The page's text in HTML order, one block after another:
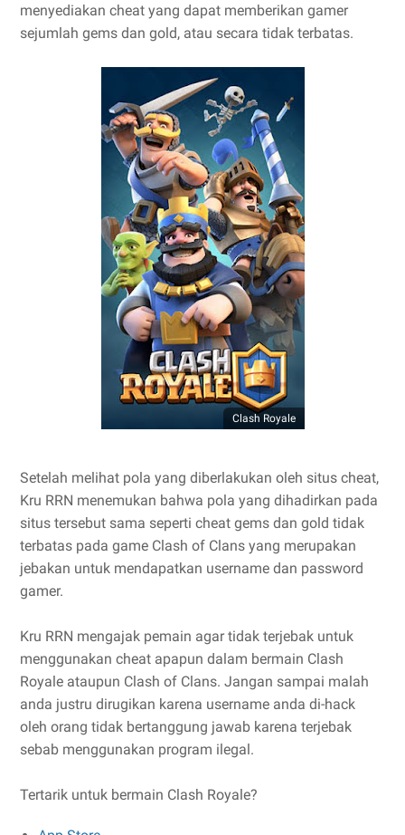
menyediakan cheat yang dapat memberikan gamer
sejumlah gems dan gold, atau secara tidak terbatas.
Clash Royale
Setelah melihat pola yang diberlakukan oleh situs cheat,
Kru RRN menemukan bahwa pola yang dihadirkan pada
situs tersebut sama seperti cheat gems dan gold tidak
terbatas pada game Clash of Clans yang merupakan
jebakan untuk mendapatkan username dan password
gamer.
Kru RRN mengajak pemain agar tidak terjebak untuk
menggunakan cheat apapun dalam bermain Clash
Royale ataupun Clash of Clans. Jangan sampai malah
anda justru dirugikan karena username anda di-hack
oleh orang tidak bertanggung jawab karena terjebak
sebab menggunakan program ilegal.
Tertarik untuk bermain Clash Royale?